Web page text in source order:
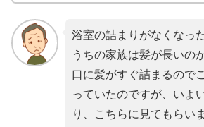
浴室の詰まりがなくなっ
うちの家族は髪が長いの
口に髪がすぐ詰まるので
っていたのですが、いよ
り、こちらに見てもらい